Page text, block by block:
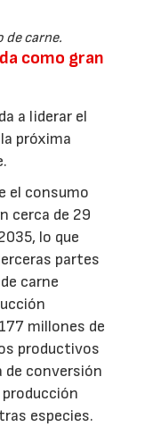
de carne.
como gran
a liderar el
próxima
el consumo
cerca de 29
lo que
partes
carne
millones de
productivos
de conversión
especies.